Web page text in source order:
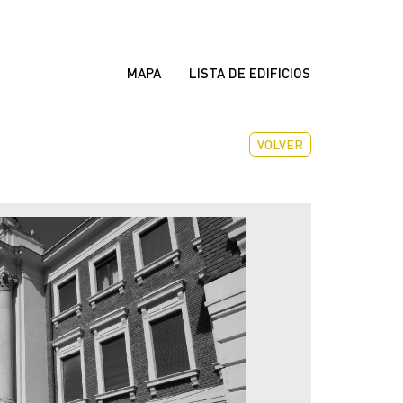
MAPA LISTA DE EDIFICIOS
VOLVER